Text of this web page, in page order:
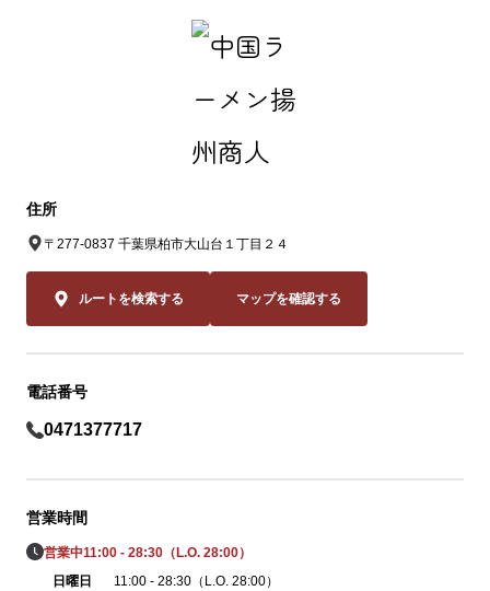
中国ラーメン揚州商人 アクロスプラザ柏大
住所
〒277-0837 千葉県柏市大山台１丁目２４
ルートを検索する マップを確認する
電話番号
0471377717
営業時間
営業中11:00 - 28:30（L.O. 28:00）
日曜日
11:00 - 28:30（L.O. 28:00）